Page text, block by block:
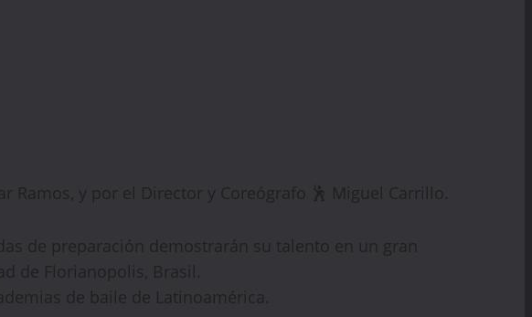
Ramos, y por el Director y Coreógrafo 🕺 Miguel Carrillo.
de preparación demostrarán su talento en un gran
de Florianopolis, Brasil.
de baile de Latinoamérica.